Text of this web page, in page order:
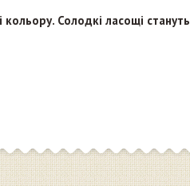
Солодкі ласощі стануть